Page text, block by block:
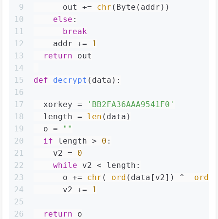
9
10
11
12
13
14
15
16
17
18
19
20
21
22
23
24
25
26
      out +=
chr (Byte(addr))
else :
break
    addr +=
1
return out
def decrypt ( data ):
  xorkey =
'BB2FA36AAA9541F0'
  length =
len (data)
  o =
""
if length > 0 :
    v2 =
0
while v2 < length:
      o +=
chr ( ord (data[v2]) ^ ord
      v2 +=
1
return o